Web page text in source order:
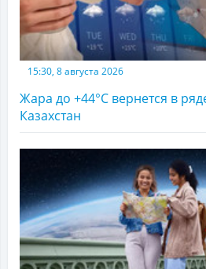
15:30, 8 августа 2026
Жара до +44°С вернется в
Казахстан